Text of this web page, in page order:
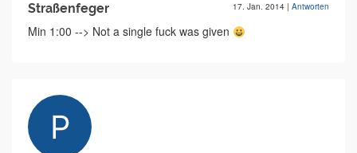
Straßenfeger 17. Jan. 2014 | Antworten
Min 1:00 --> Not a single fuck was given